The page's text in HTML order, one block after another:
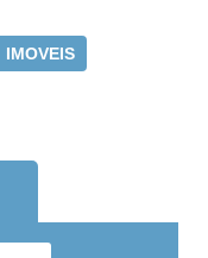
IMOVEIS